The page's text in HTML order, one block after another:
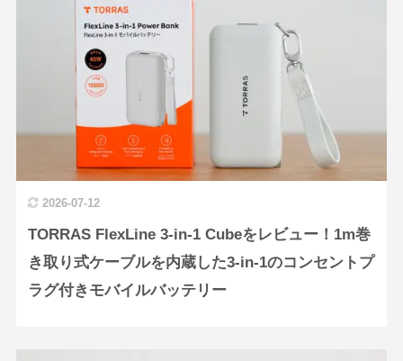
2026-07-12
TORRAS FlexLine 3-in-1 Cubeをレビュー！1m巻
き取り式ケーブルを内蔵した3-in-1のコンセントプ
ラグ付きモバイルバッテリー